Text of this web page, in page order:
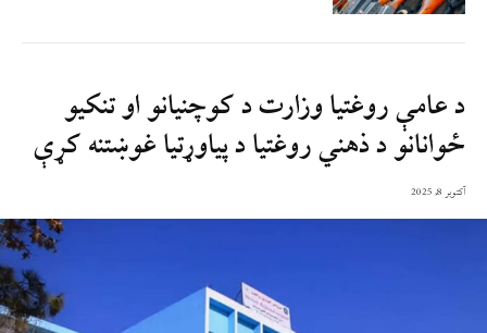
د عامې روغتيا وزارت د کوچنيانو او تنکیو
ځوانانو د ذهني روغتيا د پياوړتيا غوښتنه کړې
آکتوبر 8, 2025